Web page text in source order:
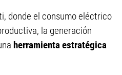
donde el consumo eléctrico
la generación
herramienta estratégica